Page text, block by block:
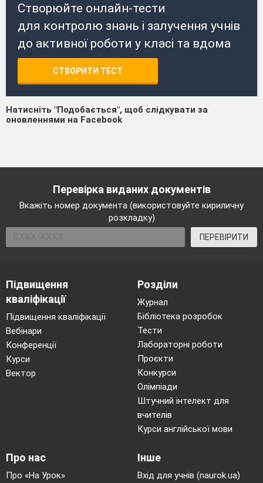
Створюйте онлайн-тести
для контролю знань і залучення учнів
до активної роботи у класі та вдома
СТВОРИТИ ТЕСТ
Натисніть "Подобається", щоб слідкувати за
оновленнями на Facebook
Перевірка виданих документів
Вкажіть номер документа (використовуйте кириличну
розкладку)
ПЕРЕВІРИТИ
Підвищення
кваліфікації
Підвищення кваліфікації
Вебінари
Конференції
Курси
Вектор
Розділи
Журнал
Бібліотека розробок
Тести
Лабораторні роботи
Проєкти
Конкурси
Олімпіади
Штучний інтелект для
вчителів
Курси англійської мови
Про нас
Про «На Урок»
Інше
Вхід для учнів (naurok.ua)